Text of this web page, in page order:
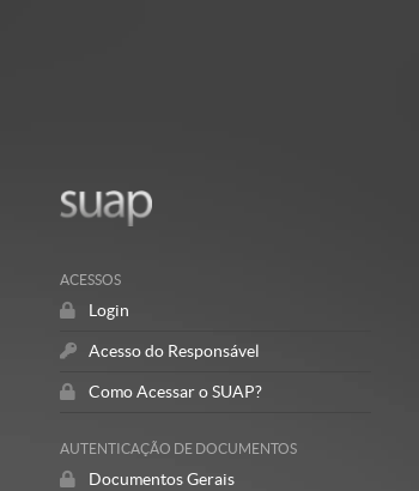
ACESSOS
Login
Acesso do Responsável
Como Acessar o SUAP?
AUTENTICAÇÃO DE DOCUMENTOS
Documentos Gerais